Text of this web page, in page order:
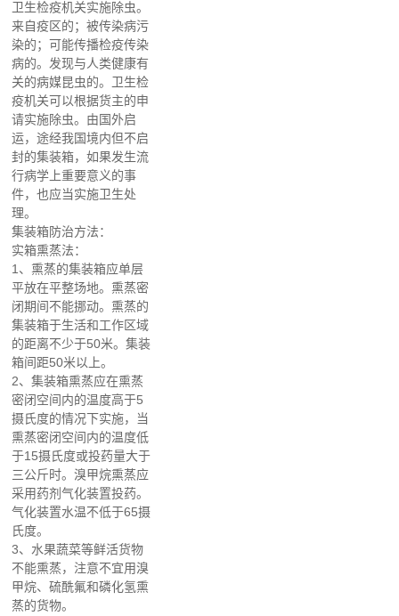
卫生检疫机关实施除虫。
来自疫区的；被传染病污
染的；可能传播检疫传染
病的。发现与人类健康有
关的病媒昆虫的。卫生检
疫机关可以根据货主的申
请实施除虫。由国外启
运，途经我国境内但不启
封的集装箱，如果发生流
行病学上重要意义的事
件，也应当实施卫生处
理。
集装箱防治方法：
实箱熏蒸法：
1 、熏蒸的集装箱应单层
平放在平整场地。熏蒸密
闭期间不能挪动。熏蒸的
集装箱于生活和工作区域
的距离不少于50米。集装
箱间距50米以上。
2、集装箱熏蒸应在熏蒸
密闭空间内的温度高于5
摄氏度的情况下实施，当
熏蒸密闭空间内的温度低
于15摄氏度或投药量大于
三公斤时。溴甲烷熏蒸应
采用药剂气化装置投药。
气化装置水温不低于65摄
氏度。
3、水果蔬菜等鲜活货物
不能熏蒸，注意不宜用溴
甲烷、硫酰氟和磷化氢熏
蒸的货物。